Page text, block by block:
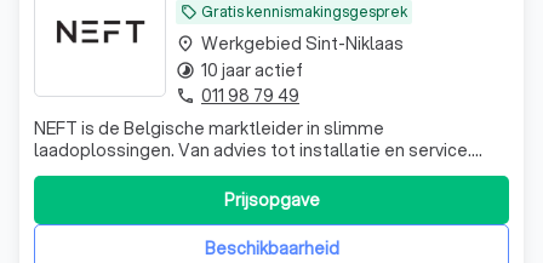
local_offer Gratis kennismakingsgesprek
NEFT is de Belgische marktleider in slimme
laadoplossingen. Van advies tot installatie en service.
Alles volledig in-house.
Beschikbaarheid
Prijsopgave
place Werkgebied Sint-Niklaas
timelapse 10 jaar actief
phone 011 98 79 49